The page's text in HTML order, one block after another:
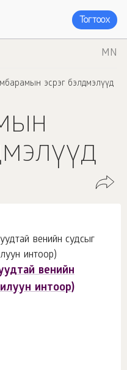
Тогтоох
MN
эсрэг бэлдмэлүүд
венийн
интоор)